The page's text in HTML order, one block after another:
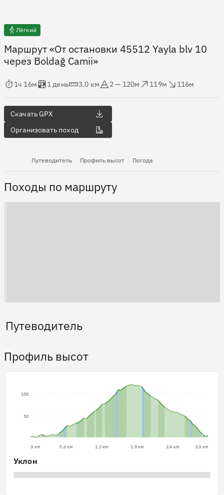
Лёгкий
Маршрут «От остановки 45512 Yayla blv 10
через Boldağ Camii»
в пути
1ч 16м
Оценка в днях
1 день
Дистанция
3.0 км
Абсолютная высота
2 — 120м
119м
116м
Скачать GPX
Организовать поход
Путеводитель Профиль высот Погода
Походы по маршруту
Путеводитель
Профиль высот
50
100
0 км 0.6 км 1.2 км 1.8 км 2.4 км 3.0 км
Уклон